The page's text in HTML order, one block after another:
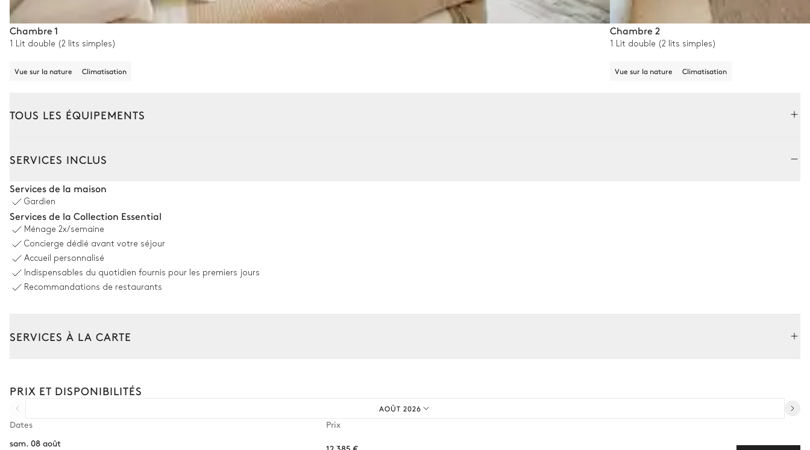
Chambre 1
1 Lit double (2 lits simples)
Vue sur la nature Climatisation
Chambre 2
1 Lit double (2 lits simples)
Vue sur la nature Climatisation
TOUS LES ÉQUIPEMENTS
12 places
Terrain de pétanque
Piscine
Jardin
SERVICES INCLUS
Services de la maison
Gardien
Services de la Collection Essential
Ménage 2x/semaine
Concierge dédié avant votre séjour
Accueil personnalisé
Indispensables du quotidien fournis pour les premiers jours
Recommandations de restaurants
SERVICES À LA CARTE
Courses livrées avant l'arrivée
Chef à domicile
PRIX ET DISPONIBILITÉS
AOÛT 2026
Dates
Prix
sam. 08 août